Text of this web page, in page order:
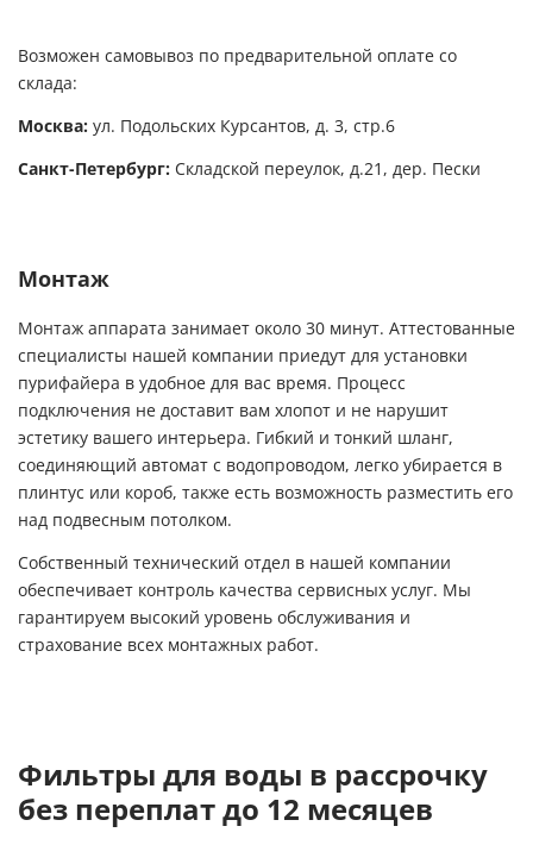
Возможен самовывоз по предварительной оплате со
склада:
Москва: ул. Подольских Курсантов, д. 3, стр.6
Санкт-Петербург: Складской переулок, д.21, дер. Пески
Монтаж
Монтаж аппарата занимает около 30 минут. Аттестованные
специалисты нашей компании приедут для установки
пурифайера в удобное для вас время. Процесс
подключения не доставит вам хлопот и не нарушит
эстетику вашего интерьера. Гибкий и тонкий шланг,
соединяющий автомат с водопроводом, легко убирается в
плинтус или короб, также есть возможность разместить его
над подвесным потолком.
Собственный технический отдел в нашей компании
обеспечивает контроль качества сервисных услуг. Мы
гарантируем высокий уровень обслуживания и
страхование всех монтажных работ.
Фильтры для воды в рассрочку
без переплат до 12 месяцев